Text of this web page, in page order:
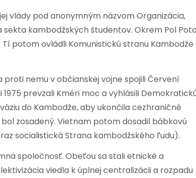
vlády pod anonymným názvom Organizácia,
sekta kambodžských študentov. Okrem Pol
potom ovládli Komunistickú stranu Kambodže
nemu v občianskej vojne spojili Červení
prevzali Kméri moc a vyhlásili
do Kambodže, aby ukončila cezhraničné
zosadený. Vietnam potom dosadil bábkovú
socialistická Strana kambodžského ľudu).
spoločnosť. Obeťou sa stali etnické a
viedla k úplnej centralizácii a rozpadu